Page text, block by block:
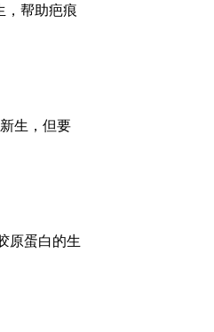
，帮助疤痕
生，但要
原蛋白的生